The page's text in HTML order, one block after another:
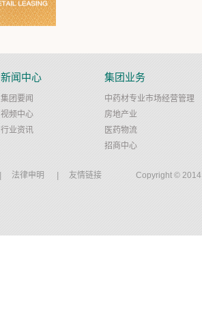
新闻中心
集团要闻
视频中心
行业资讯
集团业务
中药材专业市场经营管理
房地产业
医药物流
招商中心
法律申明 友情链接 Copyright ©